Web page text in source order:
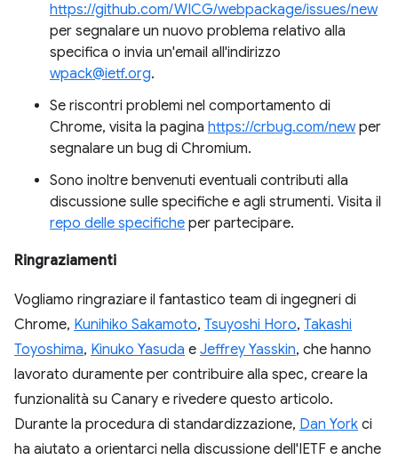
https://github.com/WICG/webpackage/issues/new
per segnalare un nuovo problema relativo alla
specifica o invia un'email all'indirizzo
wpack@ietf.org.
Se riscontri problemi nel comportamento di
Chrome, visita la pagina https://crbug.com/newper
segnalare un bug di Chromium.
Sono inoltre benvenuti eventuali contributi alla
discussione sulle specifiche e agli strumenti. Visita il
repo delle specifiche per partecipare.
Ringraziamenti
Vogliamo ringraziare il fantastico team di ingegneri di
Chrome, Kunihiko Sakamoto, Tsuyoshi Horo, Takashi
Toyoshima, Kinuko Yasuda e Jeffrey Yasskin, che hanno
lavorato duramente per contribuire alla spec, creare la
funzionalità su Canary e rivedere questo articolo.
Durante la procedura di standardizzazione, Dan York ci
ha aiutato a orientarci nella discussione dell'IETF e anche